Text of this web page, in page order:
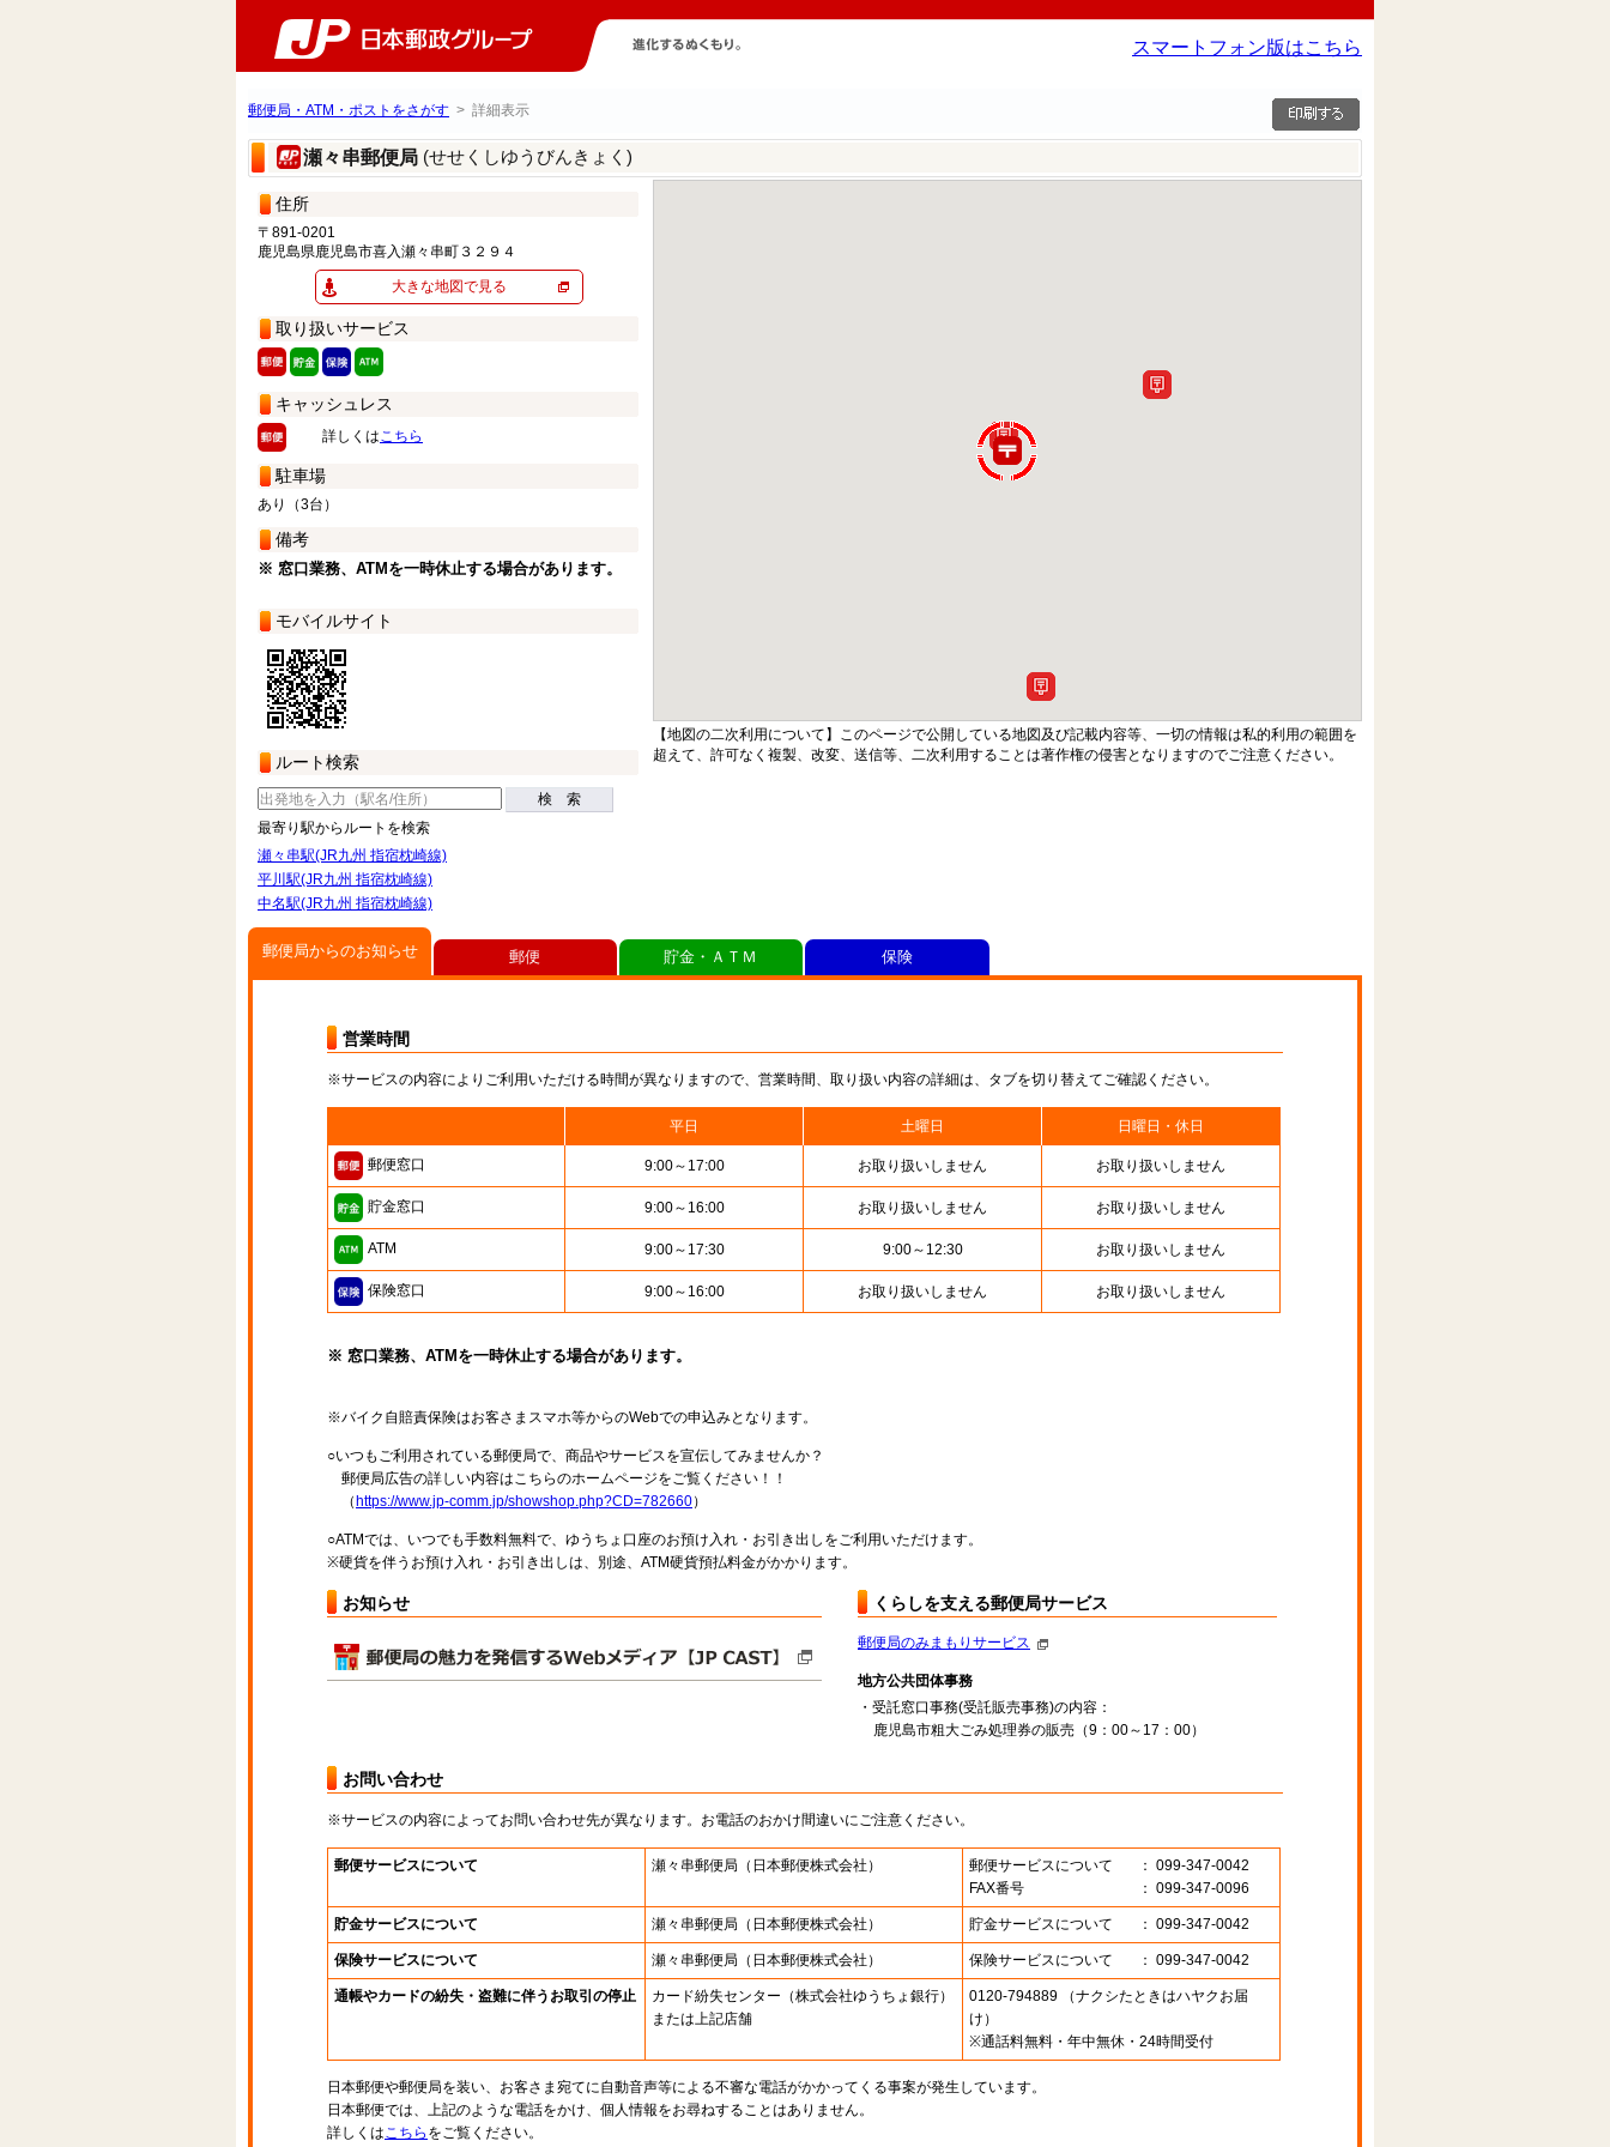
スマートフォン版はこちら
郵便局・ATM・ポストをさがす > 詳細表示
瀬々串郵便局 (せせくしゆうびんきょく)
住所
〒891-0201
鹿児島県鹿児島市喜入瀬々串町３２９４
大きな地図で見る
取り扱いサービス
キャッシュレス
詳しくはこちら
駐車場
あり（3台）
備考
※ 窓口業務、ATMを一時休止する場合があります。
モバイルサイト
ルート検索
検 索
最寄り駅からルートを検索
瀬々串駅(JR九州 指宿枕崎線)
平川駅(JR九州 指宿枕崎線)
中名駅(JR九州 指宿枕崎線)
【地図の二次利用について】このページで公開している地図及び記載内容等、一切の情報は私的利用の範囲を
超えて、許可なく複製、改変、送信等、二次利用することは著作権の侵害となりますのでご注意ください。
郵便局からのお知らせ
営業時間
※サービスの内容によりご利用いただける時間が異なりますので、営業時間、取り扱い内容の詳細は、タブを切り替えてご確認ください。
平日 土曜日 日曜日・休日
郵便窓口 9:00～17:00 お取り扱いしません お取り扱いしません
貯金窓口 9:00～16:00 お取り扱いしません お取り扱いしません
ATM 9:00～17:30 9:00～12:30 お取り扱いしません
保険窓口 9:00～16:00 お取り扱いしません お取り扱いしません
※ 窓口業務、ATMを一時休止する場合があります。
※バイク自賠責保険はお客さまスマホ等からのWebでの申込みとなります。
○いつもご利用されている郵便局で、商品やサービスを宣伝してみませんか？
郵便局広告の詳しい内容はこちらのホームページをご覧ください！！
（ https://www.jp-comm.jp/showshop.php?CD=782660）
○ATMでは、いつでも手数料無料で、ゆうちょ口座のお預け入れ・お引き出しをご利用いただけます。
※硬貨を伴うお預け入れ・お引き出しは、別途、ATM硬貨預払料金がかかります。
お知らせ くらしを支える郵便局サービス
郵便局のみまもりサービス
地方公共団体事務
・受託窓口事務(受託販売事務)の内容：
鹿児島市粗大ごみ処理券の販売（9：00～17：00）
お問い合わせ
※サービスの内容によってお問い合わせ先が異なります。お電話のおかけ間違いにご注意ください。
郵便サービスについて 瀬々串郵便局 （日本郵便株式会社） 郵便サービスについて
： 099-347-0042
FAX番号
： 099-347-0096
貯金サービスについて 瀬々串郵便局 （日本郵便株式会社） 貯金サービスについて ： 099-347-0042
保険サービスについて 瀬々串郵便局 （日本郵便株式会社） 保険サービスについて ： 099-347-0042
通帳やカードの紛失・盗難に伴うお取引の停止 カード紛失センター （株式会社ゆうちょ銀行）
または上記店舗
0120-794889 （ナクシたときはハヤクお届
け）
※通話料無料・年中無休・24時間受付
日本郵便や郵便局を装い、お客さま宛てに自動音声等による不審な電話がかかってくる事案が発生しています。
日本郵便では、上記のような電話をかけ、個人情報をお尋ねすることはありません。
詳しくはこちら をご覧ください。
郵便 貯金・ＡＴＭ 保険